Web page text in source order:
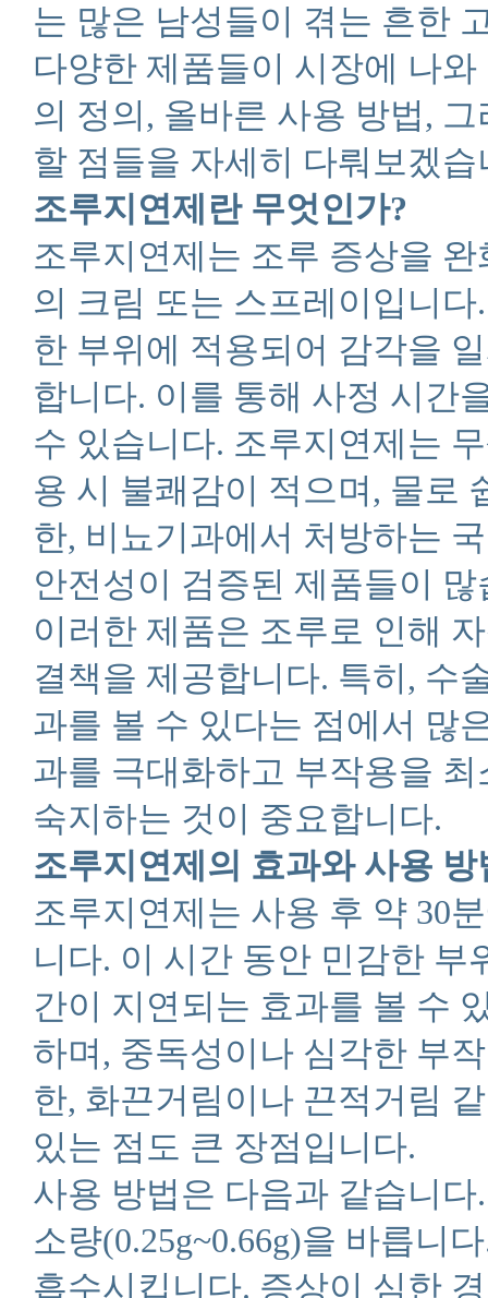
는 많은 남성들이 겪는 흔한
다양한 제품들이 시장에 나
의 정의, 올바른 사용 방법,
할 점들을 자세히 다뤄보겠습
조루지연제란 무엇인가?
조루지연제는 조루 증상을
의 크림 또는 스프레이입니
한 부위에 적용되어 감각을
합니다. 이를 통해 사정 시간
수 있습니다. 조루지연제는
용 시 불쾌감이 적으며, 물로
한, 비뇨기과에서 처방하는
안전성이 검증된 제품들이 많
이러한 제품은 조루로 인해
결책을 제공합니다. 특히, 수
과를 볼 수 있다는 점에서 많
과를 극대화하고 부작용을
숙지하는 것이 중요합니다.
조루지연제의 효과와 사용 방
조루지연제는 사용 후 약 30
니다. 이 시간 동안 민감한
간이 지연되는 효과를 볼 수
하며, 중독성이나 심각한 부
한, 화끈거림이나 끈적거림
있는 점도 큰 장점입니다.
사용 방법은 다음과 같습니
소량(0.25g~0.66g)을 바릅니
흡수시킵니다. 증상이 심한